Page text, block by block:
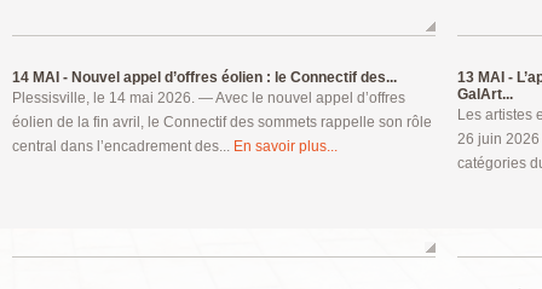
14 MAI - Nouvel appel d’offres éolien : le Connectif des...
Plessisville, le 14 mai 2026. — Avec le nouvel appel d’offres
éolien de la fin avril, le Connectif des sommets rappelle son rôle
central dans l’encadrement des... En savoir plus...
13 MAI -
GalArt...
Les artistes
26 juin 2026
catégories